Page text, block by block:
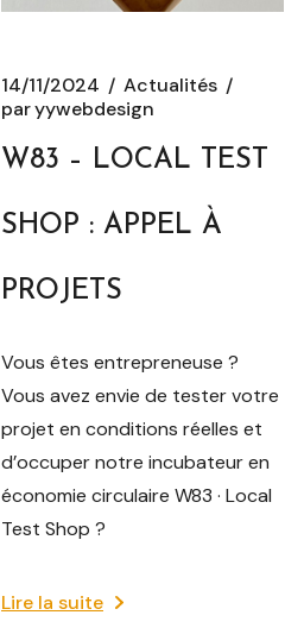
14/11/2024
Actualités
paryywebdesign
W83 – LOCAL TEST
SHOP : APPEL À
PROJETS
Vous êtes entrepreneuse ?
Vous avez envie de tester votre
projet en conditions réelles et
d’occuper notre incubateur en
économie circulaire W83 · Local
Test Shop ?
Lire la suite